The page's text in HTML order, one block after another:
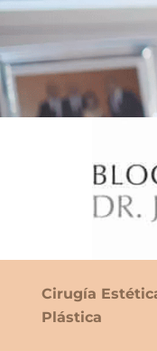
Cirugía
Plástica